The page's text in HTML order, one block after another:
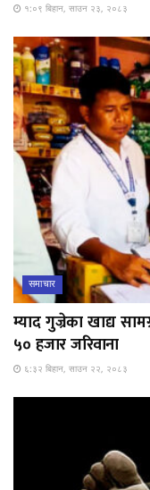
१:०९ बिहान, साउन २३, २०८३
समाचार
म्याद गुज्रेका खाद्य
५० हजार जरिवाना
६:३२ बिहान, साउन २२, २०८३